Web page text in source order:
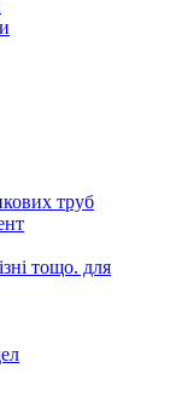
труб
тощо. для